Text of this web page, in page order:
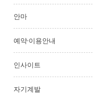
안마
예약·이용안내
인사이트
자기계발